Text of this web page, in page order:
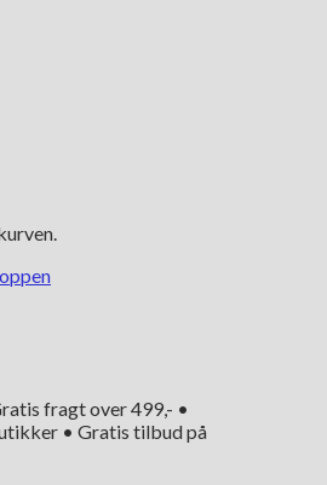
fragt over 499,- •
• Gratis tilbud på